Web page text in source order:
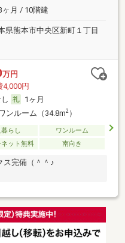
ヶ月 / 10階建
県熊本市中央区新町１丁目
万円
4,000円
1ヶ月
ンルーム（34.8m2）
らし
ワンルーム
ット無料 南向き
ス完備（＾＾♪